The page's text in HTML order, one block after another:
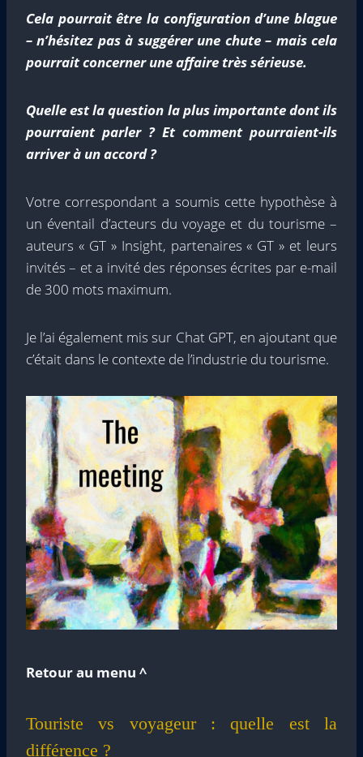
Cela pourrait être la configuration d’une blague
– n’hésitez pas à suggérer une chute – mais cela
pourrait concerner une affaire très sérieuse.
Quelle est la question la plus importante dont ils
pourraient parler ? Et comment pourraient-ils
arriver à un accord ?
Votre correspondant a soumis cette hypothèse à
un éventail d’acteurs du voyage et du tourisme –
auteurs « GT » Insight, partenaires « GT » et leurs
invités – et a invité des réponses écrites par e-mail
de 300 mots maximum.
Je l’ai également mis sur Chat GPT, en ajoutant que
c’était dans le contexte de l’industrie du tourisme.
Retour au menu ^
Touriste vs voyageur : quelle est la
différence ?